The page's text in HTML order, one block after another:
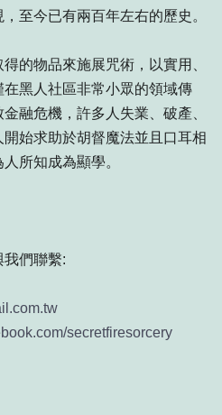
至今已有兩百年左右的歷史。
的物品來施展咒術，以實用、
黑人社區非常小眾的領域傳
融危機，許多人失業、破產、
始求助於胡督魔法並且口耳相
所知成為顯學。
們聯繫:
secretfiresorcery